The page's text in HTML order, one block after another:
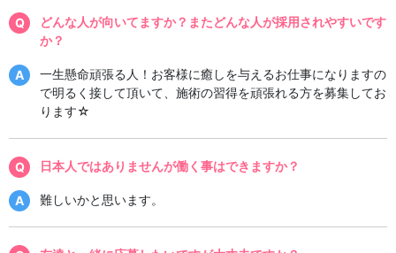
どんな人が向いてますか？またどんな人が採用されやすいです
か？
一生懸命頑張る人！お客様に癒しを与えるお仕事になりますの
で明るく接して頂いて、施術の習得を頑張れる方を募集してお
ります☆
日本人ではありませんが働く事はできますか？
難しいかと思います。